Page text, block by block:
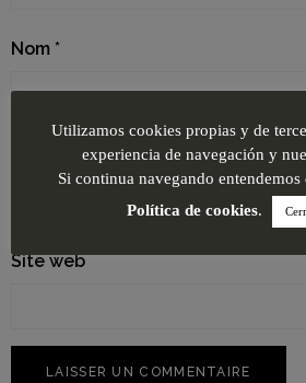
Nom *
Site web
Utilizamos cookies propias y de
experiencia de navegación y
Si continua navegando entendemos
Política de cookies.